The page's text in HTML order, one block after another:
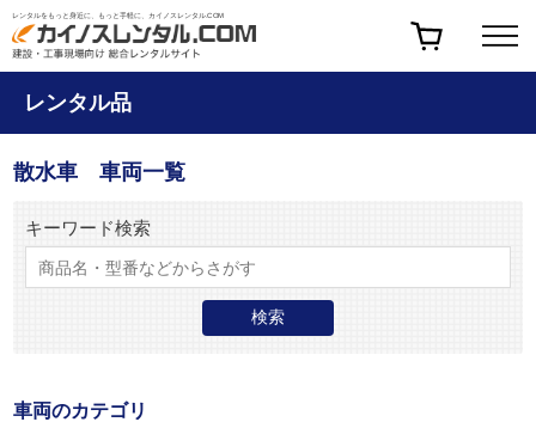
レンタルをもっと身近に、もっと手軽に、カイノスレンタル.COM
レンタル品
散水車 車両一覧
キーワード検索
車両のカテゴリ